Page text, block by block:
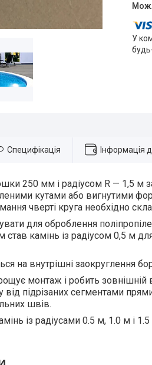
У
Специфікація Інформація
250 мм і радіусом R — 1,5 м
кутами або вигнутими
чверті круга необхідно
для оброблення
камінь із радіусом 0,5 м
на внутрішні заокруглення
монтаж і робить зовнішній
підрізаних сегментами
швів.
із радіусами 0.5 м, 1.0 м і